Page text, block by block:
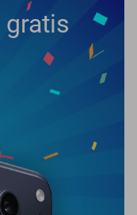
gratis